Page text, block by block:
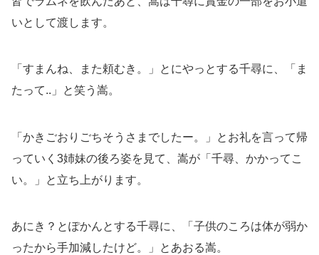
いとして渡します。
「すまんね、また頼むき。」とにやっとする千尋に、「ま
たって..」と笑う嵩。
「かきごおりごちそうさまでしたー。」とお礼を言って帰
っていく3姉妹の後ろ姿を見て、嵩が「千尋、かかってこ
い。」と立ち上がります。
あにき？とぽかんとする千尋に、「子供のころは体が弱か
ったから手加減したけど。」とあおる嵩。